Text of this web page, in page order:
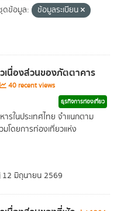
ดข้อมูล:
ข้อมูลระเบียน
นื่องส่วนของภัตตาคาร
40 recent views
ธุรกิจการท่องเที่ยว
รในประเทศไทย จำแนกตาม
โดยการท่องเที่ยวแห่ง
12 มิถุนายน 2569